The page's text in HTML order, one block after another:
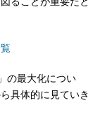
の最大化につい
具体的に見ていき